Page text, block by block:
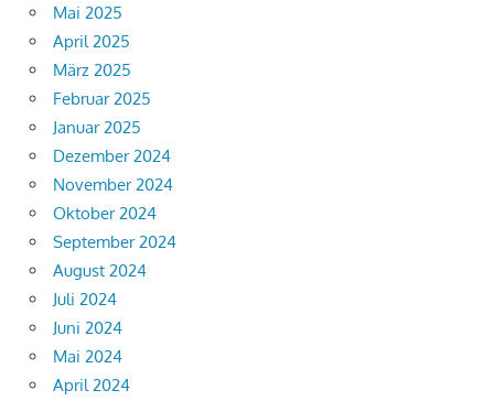
Mai 2025
April 2025
März 2025
Februar 2025
Januar 2025
Dezember 2024
November 2024
Oktober 2024
September 2024
August 2024
Juli 2024
Juni 2024
Mai 2024
April 2024